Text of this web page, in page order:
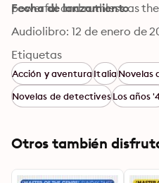
powerful and ruthless as
Fecha de lanzamiento
Audiolibro: 12 de enero de
Etiquetas
Acción y aventuraItaliaNovelas
Novelas de detectivesLos años
Otros también